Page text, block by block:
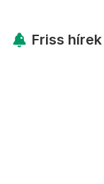
Friss hírek